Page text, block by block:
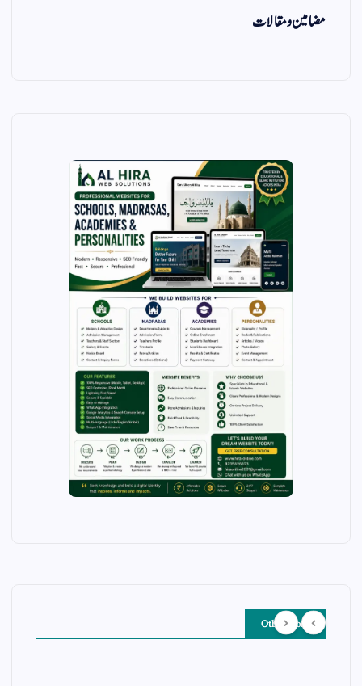
مضامین و مقالات
Other Story